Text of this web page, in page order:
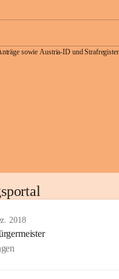
sowie Austria-ID und
2018